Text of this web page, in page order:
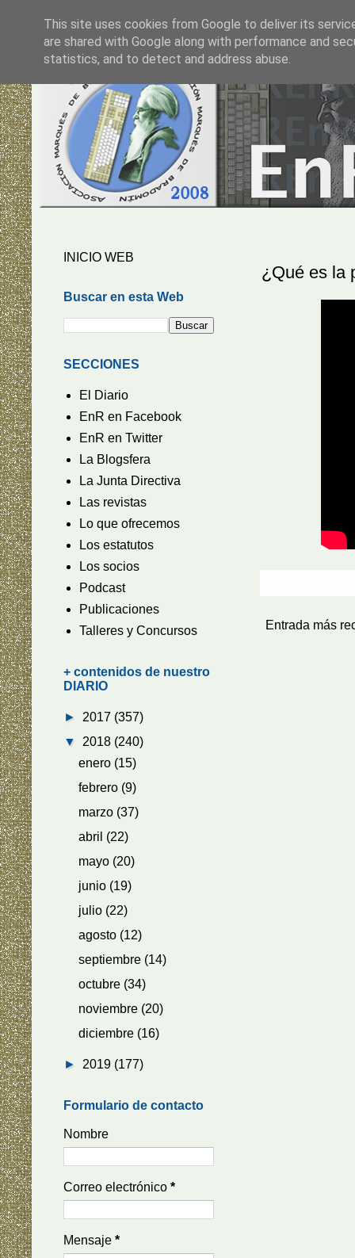
¿Qué es la
Entrada más
INICIO WEB
Buscar en esta Web
SECCIONES
El Diario
EnR en Facebook
EnR en Twitter
La Blogsfera
La Junta Directiva
Las revistas
Lo que ofrecemos
Los estatutos
Los socios
Podcast
Publicaciones
Talleres y Concursos
+ contenidos de nuestro
DIARIO
► 2017 (357)
▼ 2018 (240)
enero (15)
febrero (9)
marzo (37)
abril (22)
mayo (20)
junio (19)
julio (22)
agosto (12)
septiembre (14)
octubre (34)
noviembre (20)
diciembre (16)
► 2019 (177)
Formulario de contacto
Nombre
Correo electrónico *
Mensaje *
This site uses cookies from Google to deliver its
are shared with Google along with performance and
statistics, and to detect and address abuse.